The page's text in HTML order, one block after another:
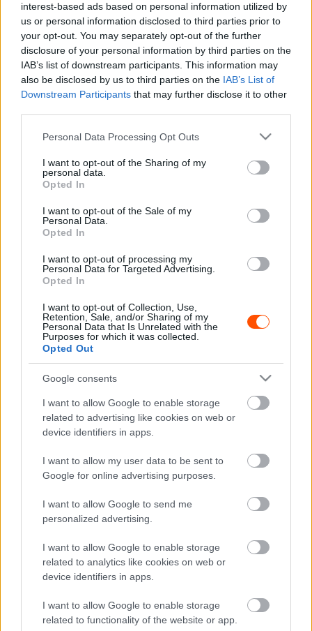
interest-based ads based on personal information utilized by
us or personal information disclosed to third parties prior to
your opt-out. You may separately opt-out of the further
disclosure of your personal information by third parties on the
IAB’s list of downstream participants. This information may
also be disclosed by us to third parties on the IAB’s List of
Downstream Participants that may further disclose it to other
Please note that this website/app uses one or more Google
not limited to your visit or usage behaviour. You may click to
grant or deny consent to Google and its third-party tags to
use your data for below specified purposes in below Google
consent section.
Personal Data Processing Opt Outs
I want to opt-out of the Sharing of my
personal data.
Opted In
I want to opt-out of the Sale of my
Personal Data.
Opted In
I want to opt-out of processing my
Personal Data for Targeted Advertising.
Opted In
I want to opt-out of Collection, Use,
Retention, Sale, and/or Sharing of my
Personal Data that Is Unrelated with the
Purposes for which it was collected.
Opted Out
Google consents
I want to allow Google to enable storage
related to advertising like cookies on web or
device identifiers in apps.
I want to allow my user data to be sent to
Google for online advertising purposes.
I want to allow Google to send me
personalized advertising.
I want to allow Google to enable storage
related to analytics like cookies on web or
device identifiers in apps.
I want to allow Google to enable storage
related to functionality of the website or app.
Corolla WRC. De a sort még sokáig lehetne folytatni,
úgyhogy aki kíváncsi a teljes nevezési listára,ITT
megnézheti.
Alább pedig azt nézheti meg, hogy mit hozott össze az
1973-as Alfa Romeo 2000 GT Velocét vezető Adalberto
Melim és navigátora, Rui Alves a madeirai utcákon. Alves
bőszen integetett a nézőknek a bemutató autókázás
(legalábbiskorábban ezt csinálta,
így vélhetően most is
ez volt a terv). Csakhogy vélhetően nem vette észre a Rui
Madeira-Nuno Silva duót, amint intenzíven gyorsítva
közeledik egy 1994-es Mitsubishi Lance EVO III-mal.
A nézői felvételen hallható, hogy valaki már előre jajgat,
amikor nyilvánvalóvá válik, hogy mire készül az Alfa, és
Rally Madeira Legends 😑
pic.twitter.com/N97eGlr87G
— Ramón Herrera🇪🇸
(@RamonHerreraSPM)
a már két,egymás mellett álló autót,így ebből többet nem
tudunk meg, de ha valaki gyönyörködne egy kicsit a
legendás járművekben, bő másfél órában megteheti.
Rally Legends Madeira